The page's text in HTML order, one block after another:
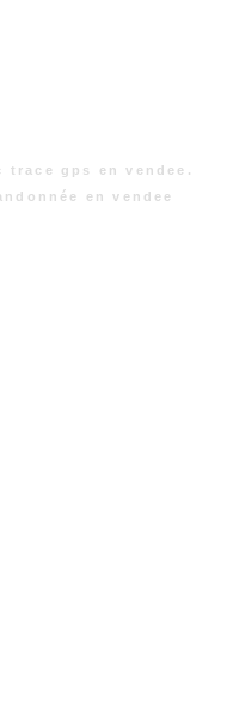
trace gps en vendee.
en vendee